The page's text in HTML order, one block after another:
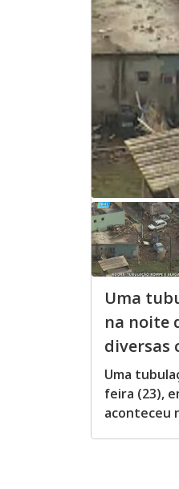
Uma
na noite
diversas
Uma
feira (23),
aconteceu